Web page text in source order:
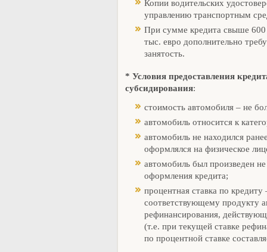
Копии водительских
управлению транспортным
При сумме кредита свыше
тыс. евро дополнительно
занятость.
* Условия предоставления
субсидирования:
стоимость автомобиля – не
автомобиль относится к
автомобиль не находился
оформлялся на физическое
автомобиль был произведен
оформления кредита;
процентная ставка по
соответствующему продукту
рефинансирования,
(т.е. при текущей ставке
по процентной ставке